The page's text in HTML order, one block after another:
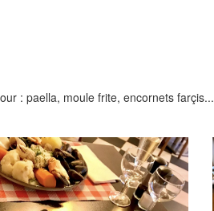
: paella, moule frite, encornets farçis...